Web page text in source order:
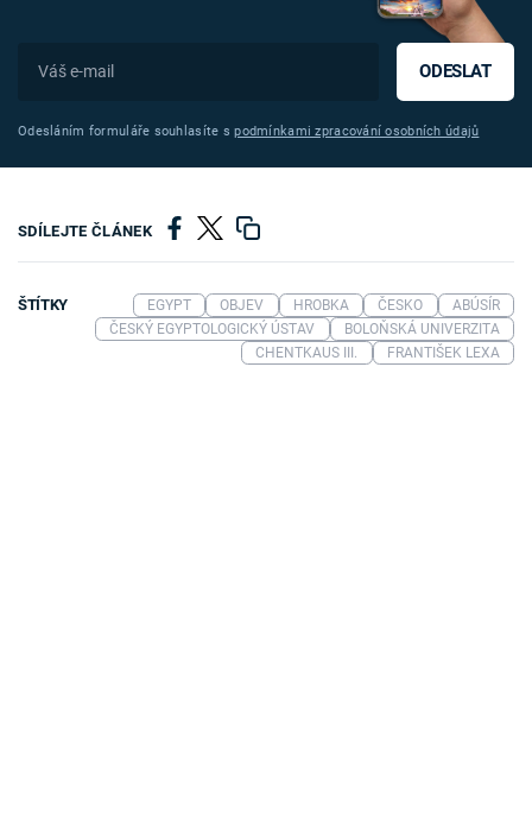
ODESLAT
Odesláním formuláře souhlasíte spodmínkami zpracování osobních údajů
SDÍLEJTE ČLÁNEK
ŠTÍTKY EGYPT OBJEV HROBKA ČESKO
ABÚSÍR
ČESKÝ EGYPTOLOGICKÝ ÚSTAV
BOLOŇSKÁ UNIVERZITA
CHENTKAUS III.
FRANTIŠEK LEXA